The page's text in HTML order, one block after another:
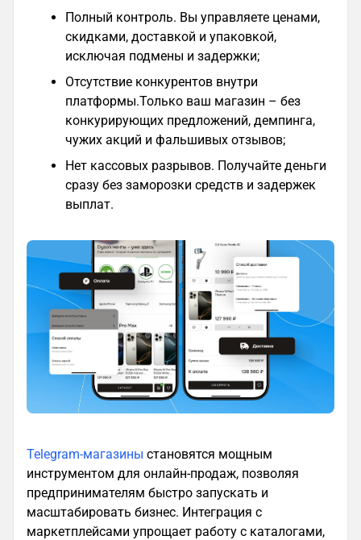
Полный контроль. Вы управляете ценами,
скидками, доставкой и упаковкой,
исключая подмены и задержки;
Отсутствие конкурентов внутри
платформы.Только ваш магазин – без
конкурирующих предложений, демпинга,
чужих акций и фальшивых отзывов;
Нет кассовых разрывов. Получайте деньги
сразу без заморозки средств и задержек
выплат.
Telegram-магазины становятся мощным
инструментом для онлайн-продаж, позволяя
предпринимателям быстро запускать и
масштабировать бизнес. Интеграция с
маркетплейсами упрощает работу с каталогами,